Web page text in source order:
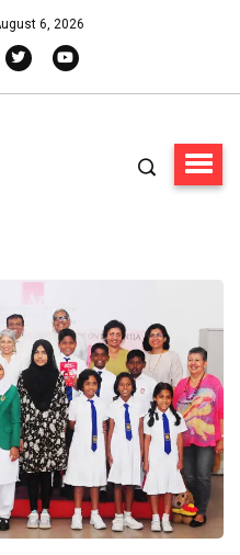
6, 2026